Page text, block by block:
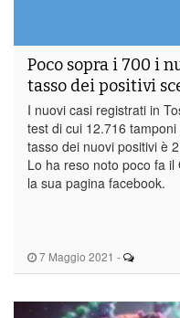
7 Maggio 2021 -
Poco sopra i 700 i
tasso dei positivi
I nuovi casi registrati in
test di cui 12.716
tasso dei nuovi positivi è
Lo ha reso noto poco fa
la sua pagina facebook.